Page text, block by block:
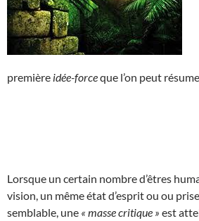
première idée-forceque l’on peut
Lorsque un certain nombre d’êtres
vision, un même état d’esprit ou ou
semblable, une « masse critique » est